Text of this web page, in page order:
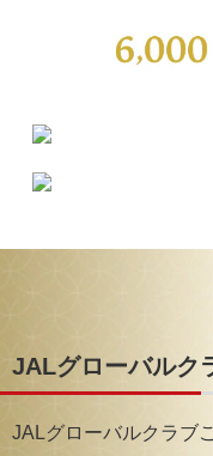
JALグローバルク
JALグローバルクラブ